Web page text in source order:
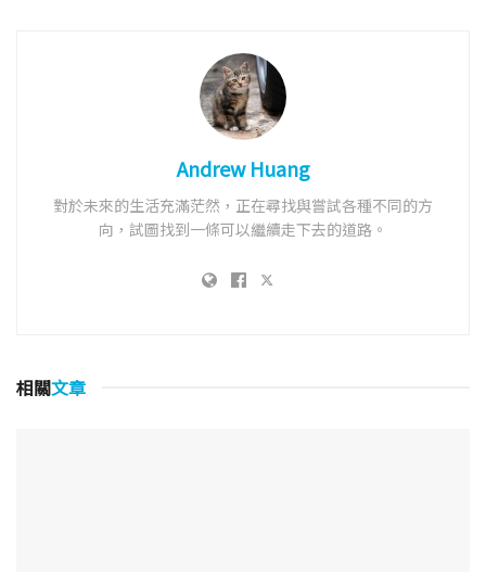
Andrew Huang
對於未來的生活充滿茫然，正在尋找與嘗試各種不同的方
向，試圖找到一條可以繼續走下去的道路。
相關文章